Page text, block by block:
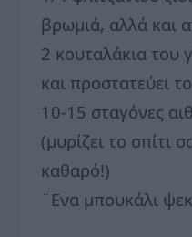
βρωμιά, αλλά και
2 κουταλάκια του
και προστατεύει
10-15 σταγόνες
(μυρίζει το σπίτι
καθαρό!)
¨Ενα μπουκάλι